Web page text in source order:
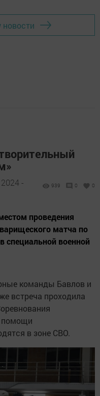
новости
-
939 0 0
проведения
матча по
специальной военной
команды Бавлов и
встреча проходила
помощи
в зоне СВО.